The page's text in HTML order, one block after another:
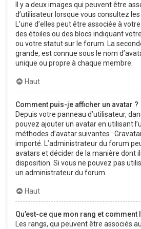
Il y a deux images qui peuvent être
d’utilisateur lorsque vous consultez les
L’une d’elles peut être associée à
des étoiles ou des blocs indiquant
ou votre statut sur le forum. La
grande, est connue sous le nom
unique ou propre à chaque membre.
Haut
Comment puis-je afficher un avatar ?
Depuis votre panneau d’utilisateur,
pouvez ajouter un avatar en utilisant
méthodes d’avatar suivantes :
importé. L’administrateur du forum
avatars et décider de la manière dont
disposition. Si vous ne pouvez pas
un administrateur du forum.
Haut
Qu’est-ce que mon rang et comment
Les rangs, qui peuvent être associés